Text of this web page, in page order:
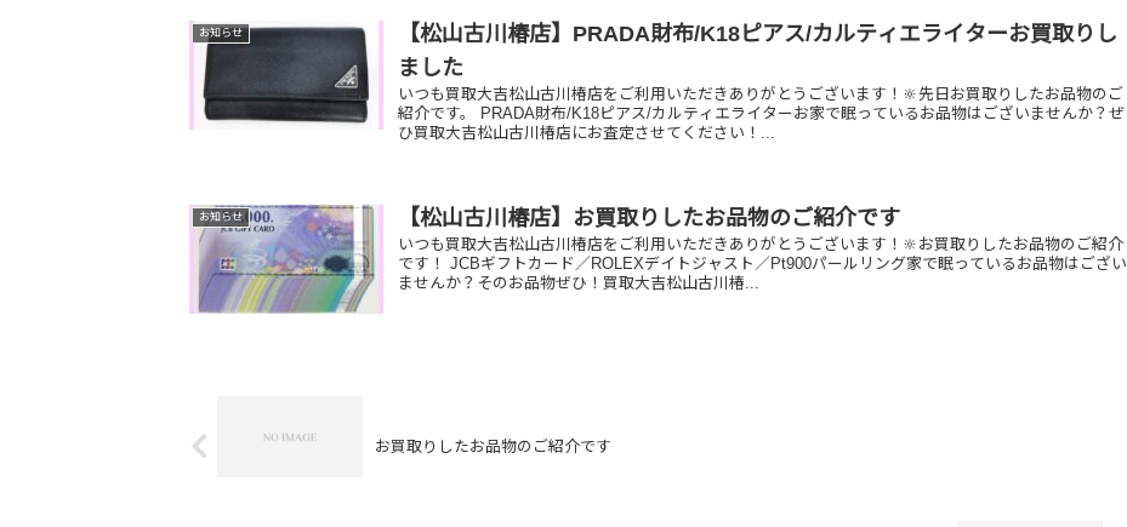
お知らせ
【松山古川椿店】PRADA財布/K18ピアス/カルティエライターお買取りし
ました
いつも買取大吉松山古川椿店をご利用いただきありがとうございます！🔆先日お買取りしたお品物のご
紹介です。 PRADA財布/K18ピアス/カルティエライターお家で眠っているお品物はございませんか？ぜ
ひ買取大吉松山古川椿店にお査定させてください！...
お知らせ 【松山古川椿店】お買取りしたお品物のご紹介です
いつも買取大吉松山古川椿店をご利用いただきありがとうございます！🔆お買取りしたお品物のご紹介
です！ JCBギフトカード／ROLEXデイトジャスト／Pt900パールリング家で眠っているお品物はござい
ませんか？そのお品物ぜひ！買取大吉松山古川椿...
お買取りしたお品物のご紹介です